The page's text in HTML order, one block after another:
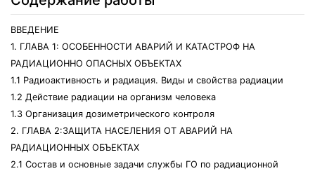
ВВЕДЕНИЕ
1. ГЛАВА 1: ОСОБЕННОСТИ АВАРИЙ И КАТАСТРОФ НА
РАДИАЦИОННО ОПАСНЫХ ОБЪЕКТАХ
1.1 Радиоактивность и радиация. Виды и свойства радиации
1.2 Действие радиации на организм человека
1.3 Организация дозиметрического контроля
2. ГЛАВА 2:ЗАЩИТА НАСЕЛЕНИЯ ОТ АВАРИЙ НА
РАДИАЦИОННЫХ ОБЪЕКТАХ
2.1 Состав и основные задачи службы ГО по радиационной